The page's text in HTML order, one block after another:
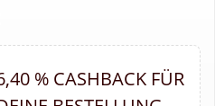
% CASHBACK FÜR